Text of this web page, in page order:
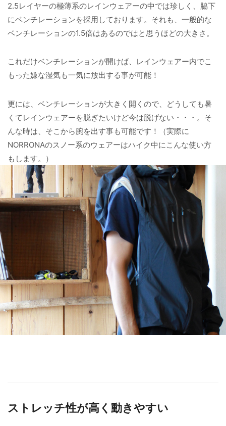
2.5レイヤーの極薄系のレインウェアーの中では珍しく、脇下
にベンチレーションを採用しております。それも、一般的な
ベンチレーションの1.5倍はあるのではと思うほどの大きさ。
これだけベンチレーションが開けば、レインウェアー内でこ
もった嫌な湿気も一気に放出する事が可能！
更には、ベンチレーションが大きく開くので、どうしても暑
くてレインウェアーを脱ぎたいけど今は脱げない・・・。そ
んな時は、そこから腕を出す事も可能です！（実際に
NORRONAのスノー系のウェアーはハイク中にこんな使い方
もします。）
ストレッチ性が高く動きやすい